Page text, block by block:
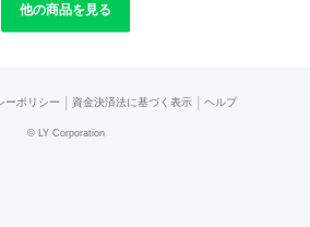
他の商品を見る
ーポリシー 資金決済法に基づく表示 ヘルプ
© LY Corporation